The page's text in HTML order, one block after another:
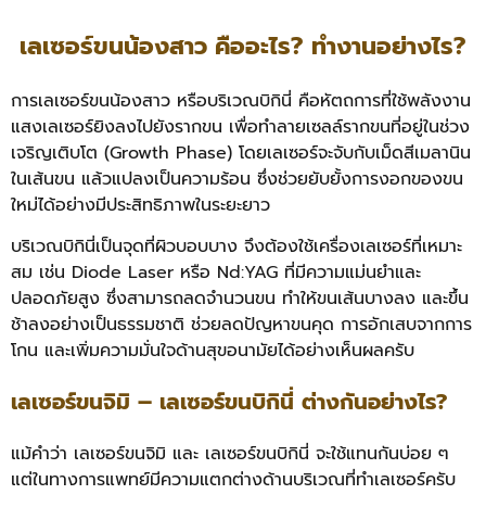
เลเซอร์ขนน้องสาว คืออะไร? ทำงานอย่างไร?
การเลเซอร์ขนน้องสาว หรือบริเวณบิกินี่ คือหัตถการที่ใช้พลังงาน
แสงเลเซอร์ยิงลงไปยังรากขน เพื่อทำลายเซลล์รากขนที่อยู่ในช่วง
เจริญเติบโต (Growth Phase) โดยเลเซอร์จะจับกับเม็ดสีเมลานิน
ในเส้นขน แล้วแปลงเป็นความร้อน ซึ่งช่วยยับยั้งการงอกของขน
ใหม่ได้อย่างมีประสิทธิภาพในระยะยาว
บริเวณบิกินี่เป็นจุดที่ผิวบอบบาง จึงต้องใช้เครื่องเลเซอร์ที่เหมาะ
สม เช่น Diode Laser หรือ Nd:YAG ที่มีความแม่นยำและ
ปลอดภัยสูง ซึ่งสามารถลดจำนวนขน ทำให้ขนเส้นบางลง และขึ้น
ช้าลงอย่างเป็นธรรมชาติ ช่วยลดปัญหาขนคุด การอักเสบจากการ
โกน และเพิ่มความมั่นใจด้านสุขอนามัยได้อย่างเห็นผลครับ
เลเซอร์ขนจิมิ – เลเซอร์ขนบิกินี่ ต่างกันอย่างไร?
แม้คำว่า เลเซอร์ขนจิมิ และ เลเซอร์ขนบิกินี่ จะใช้แทนกันบ่อย ๆ
แต่ในทางการแพทย์มีความแตกต่างด้านบริเวณที่ทำเลเซอร์ครับ